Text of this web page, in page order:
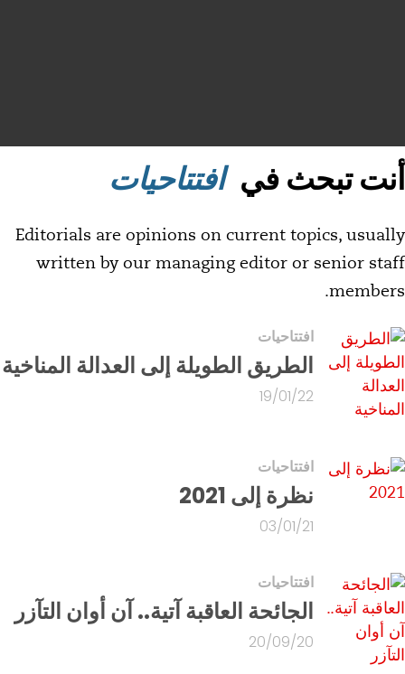
تبحث في افتتاحيات
Editorials are opinions on current topics,
written by our managing editor or senior
افتتاحيات
الطريق الطويلة إلى العدالة المناخية
19/01/22
افتتاحيات
نظرة إلى 2021
03/01/21
افتتاحيات
الجائحة العاقبة آتية.. آن أوان التآزر
20/09/20